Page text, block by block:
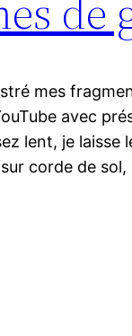
mes
avec
lent, je laisse
corde de